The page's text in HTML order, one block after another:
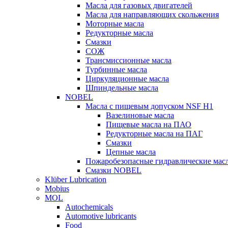
Масла для газовых двигателей
Масла для направляющих скольжения
Моторные масла
Редукторные масла
Смазки
СОЖ
Трансмиссионные масла
Турбинные масла
Циркуляционные масла
Шпиндельные масла
NOBEL
Масла с пищевым допуском NSF H1
Вазелиновые масла
Пищевые масла на ПАО
Редукторные масла на ПАГ
Смазки
Цепные масла
Пожаробезопасные гидравлические
Смазки NOBEL
Klüber Lubrication
Mobius
MOL
Autochemicals
Automotive lubricants
Food